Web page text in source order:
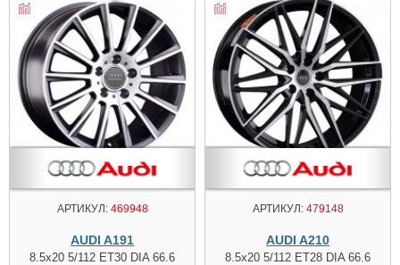
АРТИКУЛ:469948
AUDI A191
8.5x20 5/112 ET30 DIA 66.6
АРТИКУЛ:479148
AUDI A210
8.5x20 5/112 ET28 DIA 66.6